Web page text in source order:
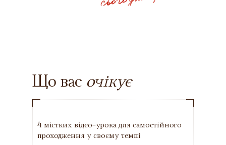
Що вас очікує
4 містких відео-урока для самостійного
проходження у своєму темпі